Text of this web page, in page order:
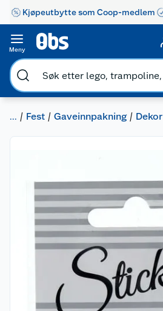
Kjøpeutbytte som Coop-medlem
Meny
... Fest Gaveinnpakning Dekor